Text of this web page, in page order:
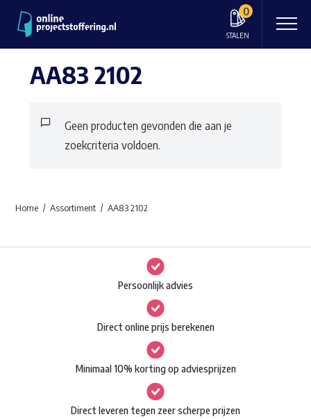
0
STALEN
AA83 2102
Geen producten gevonden die aan je
zoekcriteria voldoen.
Home Assortiment AA83 2102
Persoonlijk advies
Direct online prijs berekenen
Minimaal 10% korting op adviesprijzen
Direct leveren tegen zeer scherpe prijzen